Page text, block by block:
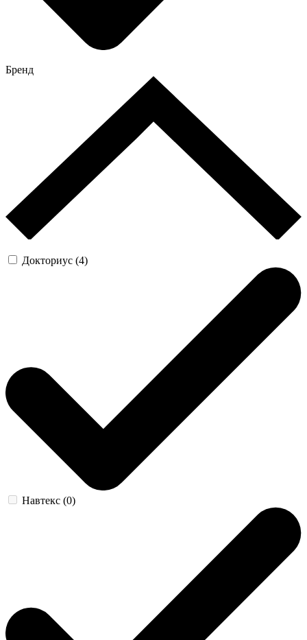
Бренд
Докториус (4)
Навтекс (0)